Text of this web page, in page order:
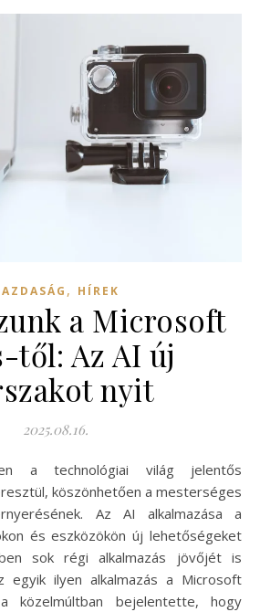
, HÍREK
a Microsoft
től: Az AI új
nyit
2025.08.16.
köszönhetően a mesterséges
Az AI alkalmazása a
és eszközökön új lehetőségeket
sok régi alkalmazás jövőjét is
egyik ilyen alkalmazás a Microsoft
közelmúltban bejelentette, hogy